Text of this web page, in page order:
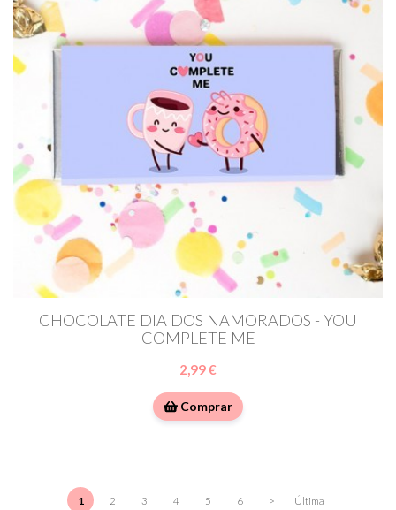
CHOCOLATE DIA DOS NAMORADOS - YOU
COMPLETE ME
2,99 €
Comprar
1 2 3 4 5 6 > Última